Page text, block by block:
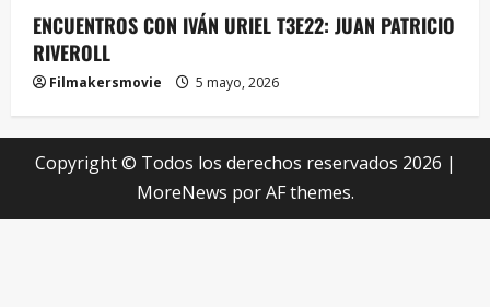
ENCUENTROS CON IVÁN URIEL T3E22: JUAN PATRICIO
RIVEROLL
Filmakersmovie 5 mayo, 2026
Copyright © Todos los derechos reservados 2026 |
MoreNews por AF themes.